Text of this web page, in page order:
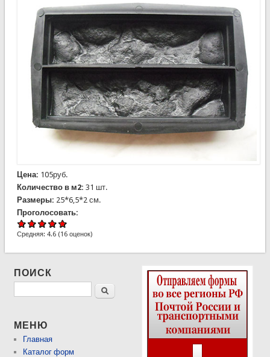
Цена: 105руб.
Количество в м2: 31 шт.
Размеры: 25*6,5*2 см.
Проголосовать:
Средняя: 4.6 (16оценок)
ПОИСК
Поиск
МЕНЮ
Главная
Каталог форм